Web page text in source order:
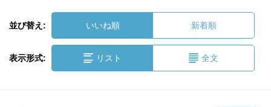
並び替え: いいね順 新着順
表示形式: リスト 全文